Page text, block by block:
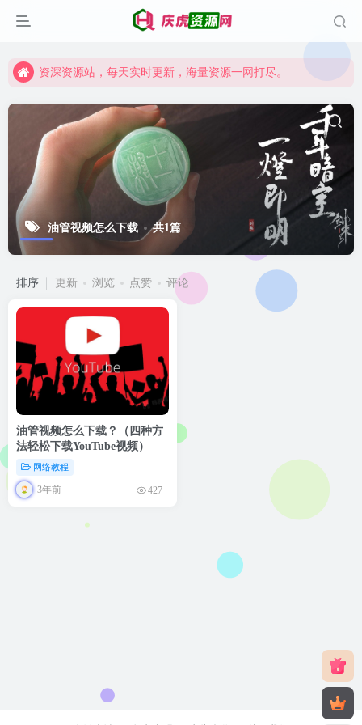
资深资源站，每天实时更新，海量资源一网打尽。
【启明网】找项目 + 低成本创业 + 减少信息差 + 见识各种项目 + 提升网创认知。
资深资源站，每天实时更新，海量资源一网打尽。
油管视频怎么下载 共1篇
排序 更新 浏览 点赞 评论
油管视频怎么下载？（四种方
法轻松下载YouTube视频）
网络教程
3年前 427